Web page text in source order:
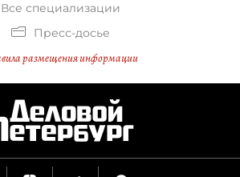
Все специализации
Пресс-досье
размещения информации